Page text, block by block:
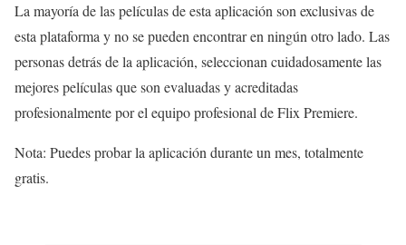
La mayoría de las películas de esta aplicación son exclusivas de
esta plataforma y no se pueden encontrar en ningún otro lado. Las
personas detrás de la aplicación, seleccionan cuidadosamente las
mejores películas que son evaluadas y acreditadas
profesionalmente por el equipo profesional de Flix Premiere.
Nota: Puedes probar la aplicación durante un mes, totalmente
gratis.